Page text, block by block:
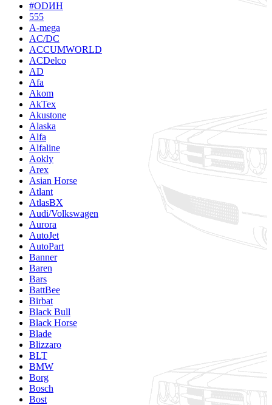
#ODИН
555
A-mega
AC/DC
ACCUMWORLD
ACDelco
AD
Afa
Akom
AkTex
Akustone
Alaska
Alfa
Alfaline
Aokly
Arex
Asian Horse
Atlant
AtlasBX
Audi/Volkswagen
Aurora
AutoJet
AutoPart
Banner
Baren
Bars
BattBee
Birbat
Black Bull
Black Horse
Blade
Blizzaro
BLT
BMW
Borg
Bosch
Bost